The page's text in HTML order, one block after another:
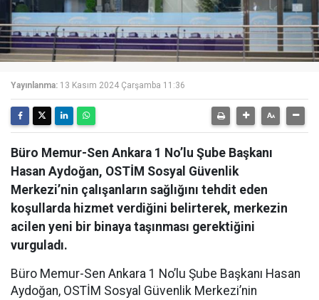
Yayınlanma: 13 Kasım 2024 Çarşamba 11:36
Büro Memur-Sen Ankara 1 No’lu Şube Başkanı
Hasan Aydoğan, OSTİM Sosyal Güvenlik
Merkezi’nin çalışanların sağlığını tehdit eden
koşullarda hizmet verdiğini belirterek, merkezin
acilen yeni bir binaya taşınması gerektiğini
vurguladı.
Büro Memur-Sen Ankara 1 No’lu Şube Başkanı Hasan
Aydoğan, OSTİM Sosyal Güvenlik Merkezi’nin